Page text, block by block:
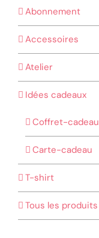
Abonnement
Accessoires
Atelier
Idées cadeaux
Coffret-cadeau
Carte-cadeau
T-shirt
Tous les produits